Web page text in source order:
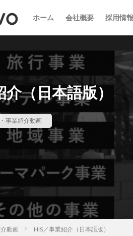
ホーム 会社概要 採用情報
ビレボは
（日本語版）
事業紹介動画
動画 HIS／事業紹介（日本語版）